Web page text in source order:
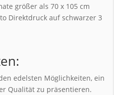
größer als 70 x 105 cm
Direktdruck auf schwarzer 3
edelsten Möglichkeiten, ein
Qualität zu präsentieren.